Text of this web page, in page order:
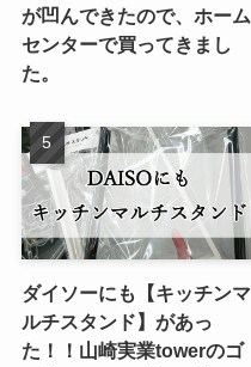
が凹んできたので、ホーム
センターで買ってきまし
た。
ダイソーにも【キッチンマ
ルチスタンド】があっ
た！！山崎実業towerのゴ